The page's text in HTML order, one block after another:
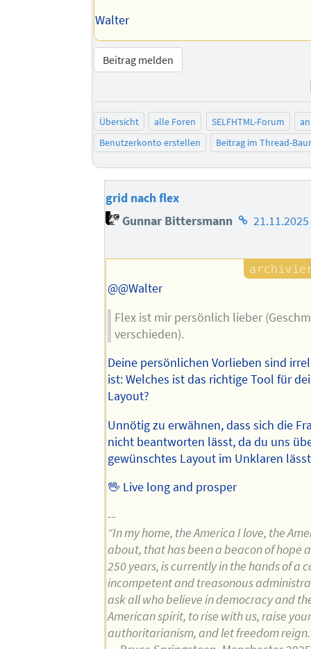
Walter
Beitrag melden
Übersicht alle Foren SELFHTML-Forum
Benutzerkonto erstellen
Beitrag im Thread-
grid nach flex
Gunnar Bittersmann Homepage
Autors
@@Walter
Flex ist mir persönlich lieber
verschieden).
Deine persönlichen Vorlieben sind
ist: Welches ist das richtige Tool für
Layout?
Unnötig zu erwähnen, dass sich die
nicht beantworten lässt, da du uns
gewünschtes Layout im Unklaren
🖖 Live long and prosper
--
“In my home, the America I love, the
about, that has been a beacon of hope
250 years, is currently in the hands of a
incompetent and treasonous
ask all who believe in democracy and
American spirit, to rise with us, raise
authoritarianism, and let freedom